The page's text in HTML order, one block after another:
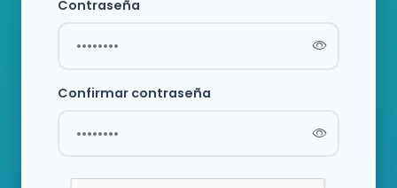
Contraseña
Confirmar contraseña